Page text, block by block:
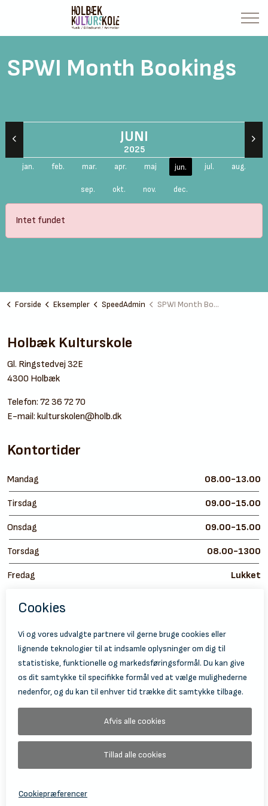
SPWI Month Bookings
JUNI
2025
jan. feb. mar. apr. maj jun. jul. aug.
sep. okt. nov. dec.
Intet fundet
Forside Eksempler SpeedAdmin SPWI Month Bookings
Holbæk Kulturskole
Gl. Ringstedvej 32E
4300 Holbæk
Telefon: 72 36 72 70
E-mail: kulturskolen@holb.dk
Kontortider
Mandag 08.00-13.00
Tirsdag 09.00-15.00
Onsdag 09.00-15.00
Torsdag 08.00-1300
Fredag Lukket
© 2026 Holbæk Kulturskole
Information Om Behandling Af Personoplysninger